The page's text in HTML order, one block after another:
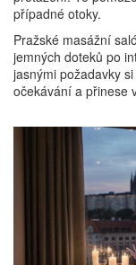
případné otoky.
Pražské masážní
jemných doteků po
jasnými požadavky
očekávání a přinese